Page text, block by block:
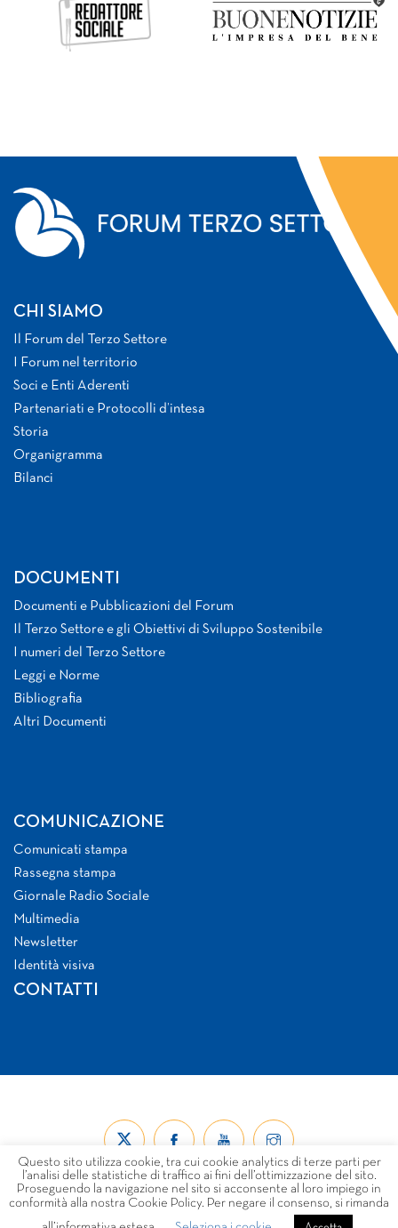
CHI SIAMO
Il Forum del Terzo Settore
I Forum nel territorio
Soci e Enti Aderenti
Partenariati e Protocolli d’intesa
Storia
Organigramma
Bilanci
DOCUMENTI
Documenti e Pubblicazioni del Forum
Il Terzo Settore e gli Obiettivi di Sviluppo Sostenibile
I numeri del Terzo Settore
Leggi e Norme
Bibliografia
Altri Documenti
COMUNICAZIONE
Comunicati stampa
Rassegna stampa
Giornale Radio Sociale
Multimedia
Newsletter
Identità visiva
CONTATTI
Questo sito utilizza cookie, tra cui cookie analytics di terze parti per
l’analisi delle statistiche di traffico ai fini dell’ottimizzazione del sito.
Proseguendo la navigazione nel sito si acconsente al loro impiego in
conformità alla nostra Cookie Policy. Per negare il consenso, si rimanda